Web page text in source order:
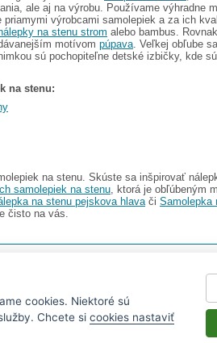
ale aj na výrobu. Používame výhradne
výrobcami samolepiek a za ich
na stenu strom alebo bambus.
motívom púpava. Veľkej obľube
sú pochopiteľne detské izbičky, kde
na stenu:
na stenu. Skúste sa inšpirovať
samolepiek na stenu, ktorá je obľúbeným
na stenu pejskova hlavači Samolepka
čisto na vás.
|logoprinty|magnesy ze zdjęciem
cookies. Niektoré sú
Chcete si cookies nastaviť